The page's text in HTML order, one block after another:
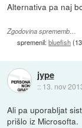
Alternativa pa naj
Zgodovina sprememb…
spremenil:bluefish(
jype
:: 13. nov
Ali pa uporabljat
prišlo iz Microsofta.